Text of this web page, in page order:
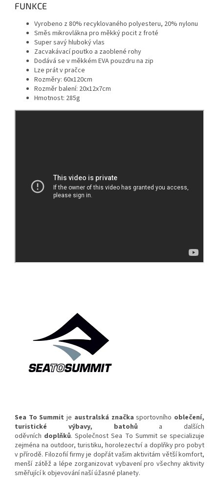
FUNKCE
Vyrobeno z 80% recyklovaného polyesteru, 20% nylonu
Směs mikrovlákna pro měkký pocit z froté
Super savý hluboký vlas
Zacvakávací poutko a zaoblené rohy
Dodává se v měkkém EVA pouzdru na zip
Lze prát v pračce
Rozměry: 60x120cm
Rozměr balení: 20x12x7cm
Hmotnost: 285g
Sea To Summit je australská značka sportovního oblečení,
turistické výbavy, batohů
a dalších
oděvních doplňků. Společnost Sea To Summit se specializuje
zejména na outdoor, turistiku, horolezectví a doplňky pro pobyt
v přírodě. Filozofií firmy je dopřát vašim aktivitám větší komfort,
menší zátěž a lépe zorganizovat vybavení pro všechny aktivity
směřující k objevování naší úžasné planety.